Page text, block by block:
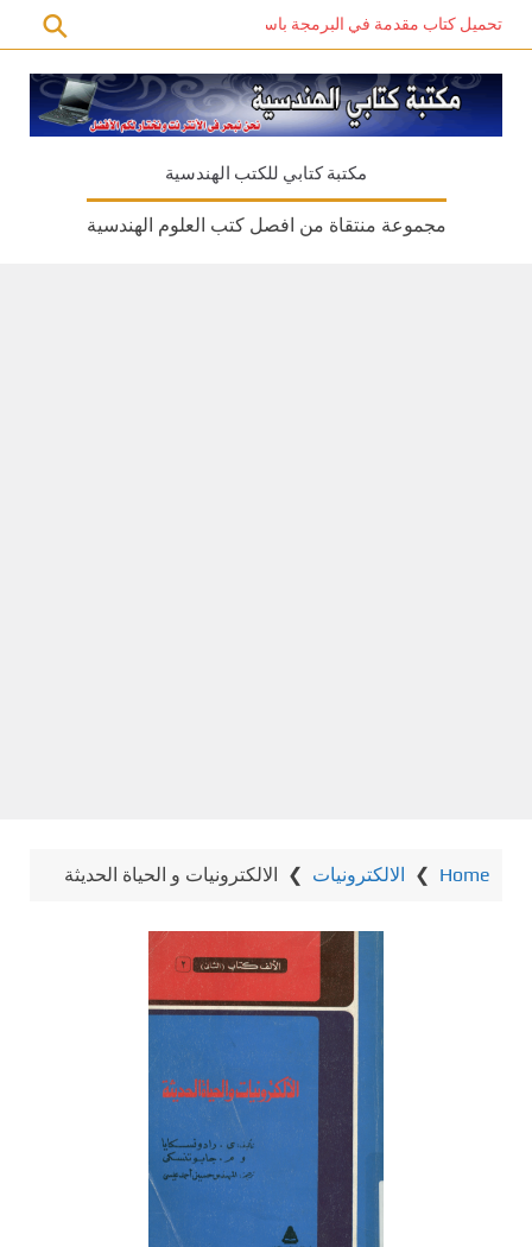
تحميل كتاب مقدمة في البرمجة باستخدام C# PDF – دليل المبتدئين للتعلم الذاتي
مكتبة كتابي للكتب الهندسية
مجموعة منتقاة من افصل كتب العلوم الهندسية
Home
❯ الالكترونيات ❯ الالكترونيات و الحياة الحديثة